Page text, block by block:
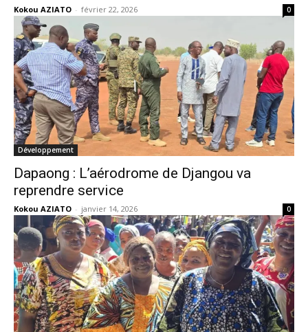
Kokou AZIATO - février 22, 2026 0
Développement
Dapaong : L’aérodrome de Djangou va
reprendre service
Kokou AZIATO - janvier 14, 2026 0